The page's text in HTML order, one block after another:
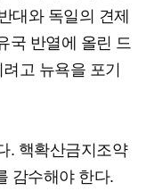
대와 독일의 견제
국 반열에 올린 드
고 뉴욕을 포기
. 핵확산금지조약
감수해야 한다.